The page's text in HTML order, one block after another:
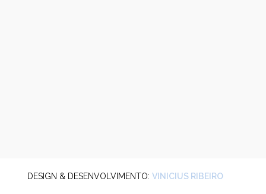
DESIGN & DESENVOLVIMENTO: VINICIUS RIBEIRO